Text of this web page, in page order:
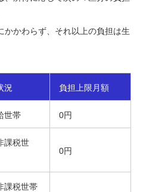
かかわらず、それ以上の負担は生
況 負担上限月額
世帯 0円
課税世
0円
課税世帯